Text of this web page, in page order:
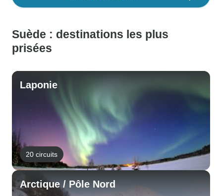
Suède : destinations les plus
prisées
Laponie
20 circuits
Arctique / Pôle Nord